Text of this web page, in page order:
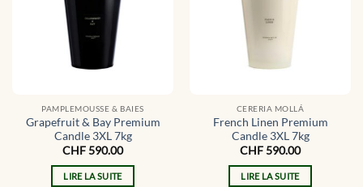
PAMPLEMOUSSE & BAIES
Grapefruit & Bay Premium
Candle 3XL 7kg
CHF590.00
LIRE LA SUITE
CERERIA MOLLÁ
French Linen Premium
Candle 3XL 7kg
CHF590.00
LIRE LA SUITE